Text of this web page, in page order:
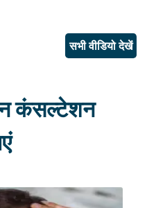
सभी वीडियो देखें
कंसल्टेशन